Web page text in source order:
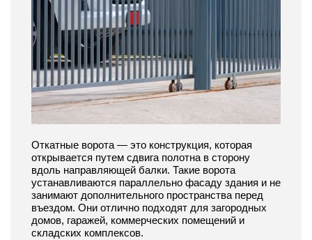
Откатные ворота — это конструкция, которая
открывается путем сдвига полотна в сторону
вдоль направляющей балки. Такие ворота
устанавливаются параллельно фасаду здания и не
занимают дополнительного пространства перед
въездом. Они отлично подходят для загородных
домов, гаражей, коммерческих помещений и
складских комплексов.